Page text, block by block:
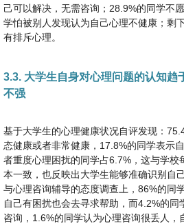
己可以解决，无需咨询；28.9%的同学不
学怕被别人发现认为自己心理不健康；剩
有排斥心理。
3.3. 大学生自身对心理问题的认知趋
不强
基于大学生的心理健康状况自评发现：
态健康或者非常健康，17.8%的同学表示
者重度心理困扰的同学占6.7%，这与学校
本一致，也反映出大学生能够准确识别自
与心理咨询辅导的态度调查上，86%的同
自己有困扰也会去寻求帮助，而4.2%的
咨询，1.6%的同学认为心理咨询很丢人，